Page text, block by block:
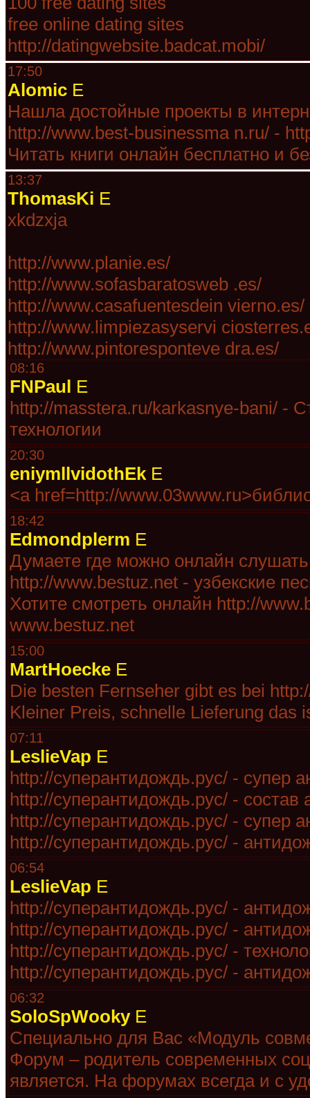
free online dating sites
http://datingwebsite.badcat.mobi/
17:50
Alomic E
Нашла достойные проекты в
http://www.best-businessma n.ru/ -
Читать книги онлайн бесплатно и
13:37
ThomasKi E
xkdzxja
http://www.planie.es/
http://www.sofasbaratosweb .es/
http://www.casafuentesdein vierno.es/
http://www.limpiezasyservi
http://www.pintoresponteve dra.es/
08:16
FNPaul E
http://masstera.ru/karkasnye-bani/ -
технологии
20:30
eniymllvidothEk E
<a href=http://
18:42
Edmondplerm E
Думаете где можно онлайн
http://www.bestuz.net - узбекские
Хотите смотреть онлайн http://
www.bestuz.net
15:00
MartHoecke E
Die besten Fernseher gibt es bei
Kleiner Preis, schnelle Lieferung das
07:11
LeslieVap E
http://суперантидождь.рус/ - cупер
http://суперантидождь.рус/ - состав
http://суперантидождь.рус/ - cупер
http://суперантидождь.рус/ -
06:54
LeslieVap E
http://суперантидождь.рус/ -
http://суперантидождь.рус/ -
http://суперантидождь.рус/ -
http://суперантидождь.рус/ -
06:32
SoloSpWooky E
Специально для Вас «Модуль
Форум – родитель современных
является. На форумах всегда и с